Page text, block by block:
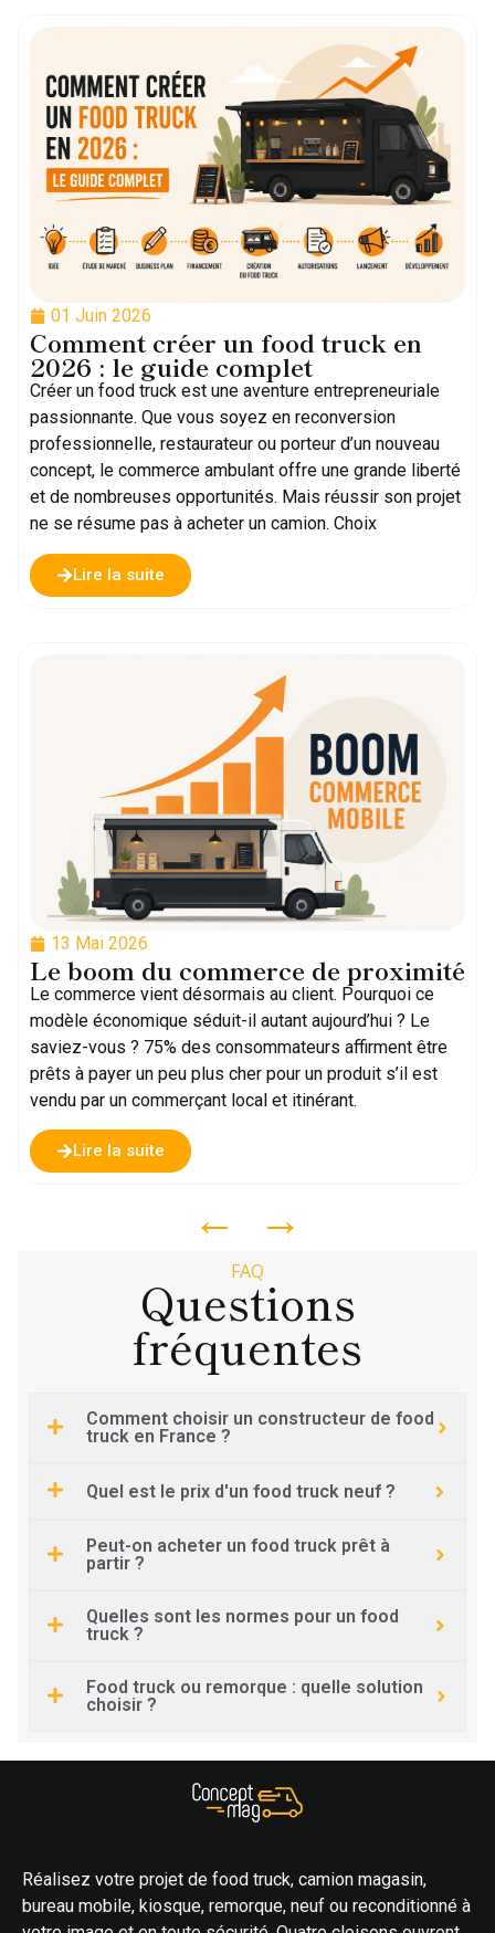
01 Juin 2026
Comment créer un food truck en
2026 : le guide complet
Créer un food truck est une aventure entrepreneuriale
passionnante. Que vous soyez en reconversion
professionnelle, restaurateur ou porteur d’un nouveau
concept, le commerce ambulant offre une grande liberté
et de nombreuses opportunités. Mais réussir son projet
ne se résume pas à acheter un camion. Choix
Lire la suite
13 Mai 2026
Le boom du commerce de proximité
Le commerce vient désormais au client. Pourquoi ce
modèle économique séduit-il autant aujourd’hui ? Le
saviez-vous ? 75% des consommateurs affirment être
prêts à payer un peu plus cher pour un produit s’il est
vendu par un commerçant local et itinérant.
Lire la suite
← →
FAQ
Questions
fréquentes
Comment choisir un constructeur de food
truck en France ?
Quel est le prix d'un food truck neuf ?
Peut-on acheter un food truck prêt à
partir ?
Quelles sont les normes pour un food
truck ?
Food truck ou remorque : quelle solution
choisir ?
Réalisez votre projet de food truck, camion magasin,
bureau mobile, kiosque, remorque, neuf ou reconditionné à